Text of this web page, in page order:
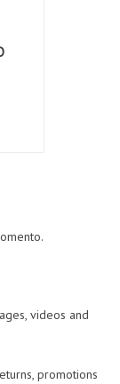
videos and
promotions